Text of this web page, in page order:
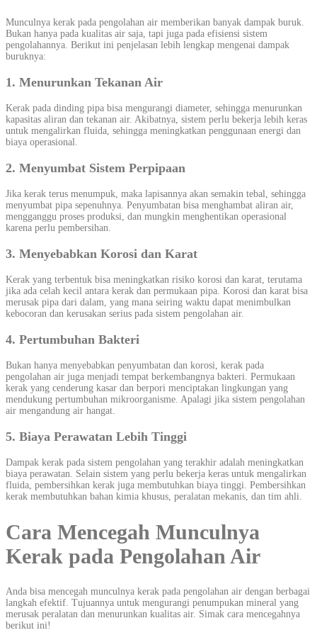
Munculnya kerak pada pengolahan air memberikan banyak dampak buruk.
Bukan hanya pada kualitas air saja, tapi juga pada efisiensi sistem
pengolahannya. Berikut ini penjelasan lebih lengkap mengenai dampak
buruknya:
1. Menurunkan Tekanan Air
Kerak pada dinding pipa bisa mengurangi diameter, sehingga menurunkan
kapasitas aliran dan tekanan air. Akibatnya, sistem perlu bekerja lebih keras
untuk mengalirkan fluida, sehingga meningkatkan penggunaan energi dan
biaya operasional.
2. Menyumbat Sistem Perpipaan
Jika kerak terus menumpuk, maka lapisannya akan semakin tebal, sehingga
menyumbat pipa sepenuhnya. Penyumbatan bisa menghambat aliran air,
mengganggu proses produksi, dan mungkin menghentikan operasional
karena perlu pembersihan.
3. Menyebabkan Korosi dan Karat
Kerak yang terbentuk bisa meningkatkan risiko korosi dan karat, terutama
jika ada celah kecil antara kerak dan permukaan pipa. Korosi dan karat bisa
merusak pipa dari dalam, yang mana seiring waktu dapat menimbulkan
kebocoran dan kerusakan serius pada sistem pengolahan air.
4. Pertumbuhan Bakteri
Bukan hanya menyebabkan penyumbatan dan korosi, kerak pada
pengolahan air juga menjadi tempat berkembangnya bakteri. Permukaan
kerak yang cenderung kasar dan berpori menciptakan lingkungan yang
mendukung pertumbuhan mikroorganisme. Apalagi jika sistem pengolahan
air mengandung air hangat.
5. Biaya Perawatan Lebih Tinggi
Dampak kerak pada sistem pengolahan yang terakhir adalah meningkatkan
biaya perawatan. Selain sistem yang perlu bekerja keras untuk mengalirkan
fluida, pembersihkan kerak juga membutuhkan biaya tinggi. Pembersihkan
kerak membutuhkan bahan kimia khusus, peralatan mekanis, dan tim ahli.
Cara Mencegah Munculnya
Kerak pada Pengolahan Air
Anda bisa mencegah munculnya kerak pada pengolahan air dengan berbagai
langkah efektif. Tujuannya untuk mengurangi penumpukan mineral yang
merusak peralatan dan menurunkan kualitas air. Simak cara mencegahnya
berikut ini!